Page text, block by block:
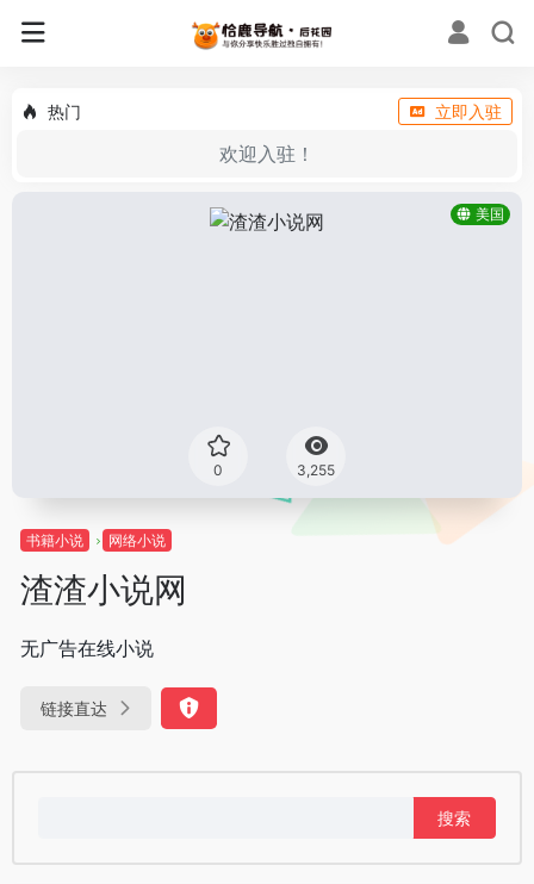
热门 立即入驻
欢迎入驻！
美国
0 3,255
书籍小说 网络小说
渣渣小说网
无广告在线小说
链接直达